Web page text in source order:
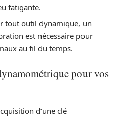
fatigante.
tout outil dynamique, un
est nécessaire pour
au fil du temps.
pour vos
d’une clé